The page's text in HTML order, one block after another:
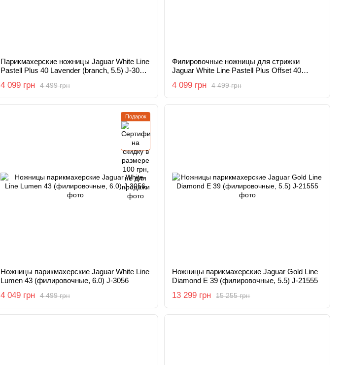
Парикмахерские ножницы Jaguar White Line
Pastell Plus 40 Lavender (branch, 5.5) J-3054-
4 499 грн
4 099 грн
Филировочные ножницы для стрижки
Jaguar White Line Pastell Plus Offset 40
4 499 грн
4 099 грн
Подарок
Ножницы парикмахерские Jaguar White Line
Lumen 43 (филировочные, 6.0) J-3056
4 499 грн
4 049 грн
Ножницы парикмахерские Jaguar Gold Line
Diamond E 39 (филировочные, 5.5) J-21555
15 255 грн
13 299 грн